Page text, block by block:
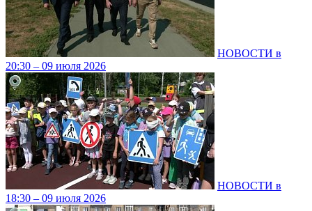
НОВОСТИ в
20:30 – 09 июля 2026
НОВОСТИ в
18:30 – 09 июля 2026